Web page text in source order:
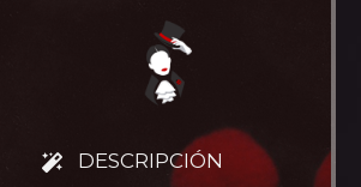
DESCRIPCIÓN